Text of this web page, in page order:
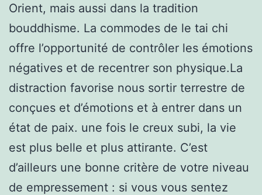
Orient, mais aussi dans la tradition
bouddhisme. La commodes de le tai chi
offre l’opportunité de contrôler les émotions
négatives et de recentrer son physique.La
distraction favorise nous sortir terrestre de
conçues et d’émotions et à entrer dans un
état de paix. une fois le creux subi, la vie
est plus belle et plus attirante. C’est
d’ailleurs une bonne critère de votre niveau
de empressement : si vous vous sentez